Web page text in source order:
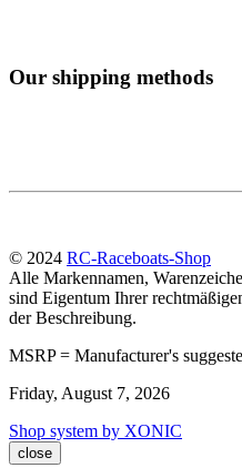
Our shipping methods
© 2024 RC-Raceboats-Shop
Alle Markennamen,
sind Eigentum Ihrer
der Beschreibung.
MSRP = Manufacturer's
Friday, August 7, 2026
Shop system by XONIC
close